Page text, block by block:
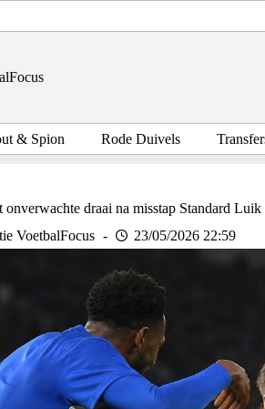
& Spion Rode Duivels
onverwachte draai na misstap Standard Luik
VoetbalFocus
23/05/2026 22:59